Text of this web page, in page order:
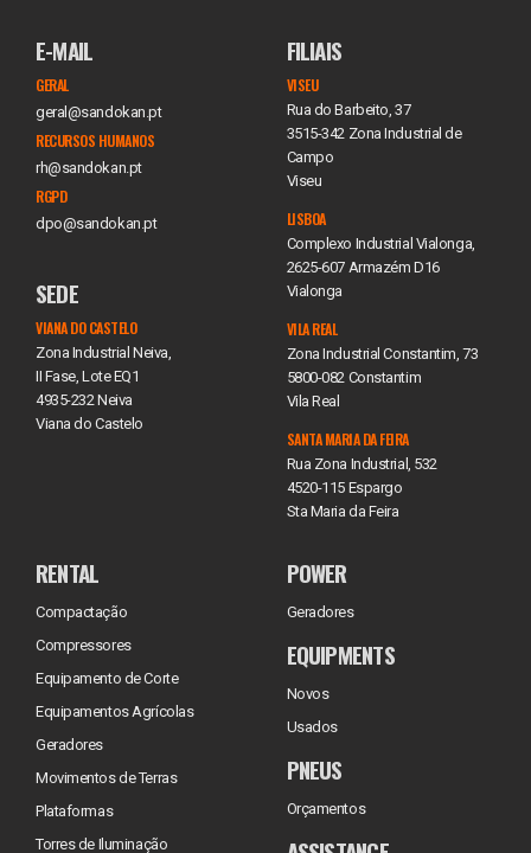
E-MAIL
GERAL
geral@sandokan.pt
RECURSOS HUMANOS
rh@sandokan.pt
RGPD
dpo@sandokan.pt
SEDE
VIANA DO CASTELO
Zona Industrial Neiva,
II Fase, Lote EQ1
4935-232 Neiva
Viana do Castelo
FILIAIS
VISEU
Rua do Barbeito, 37
3515-342 Zona Industrial de
Campo
Viseu
LISBOA
Complexo Industrial Vialonga,
2625-607 Armazém D16
Vialonga
VILA REAL
Zona Industrial Constantim, 73
5800-082 Constantim
Vila Real
SANTA MARIA DA FEIRA
Rua Zona Industrial, 532
4520-115 Espargo
Sta Maria da Feira
RENTAL
Compactação
Compressores
Equipamento de Corte
Equipamentos Agrícolas
Geradores
Movimentos de Terras
Plataformas
Torres de Iluminação
POWER
Geradores
EQUIPMENTS
Novos
Usados
PNEUS
Orçamentos